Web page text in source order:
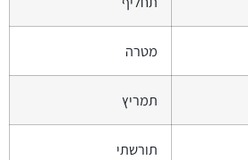
מטרה
תמריץ
תורשתי